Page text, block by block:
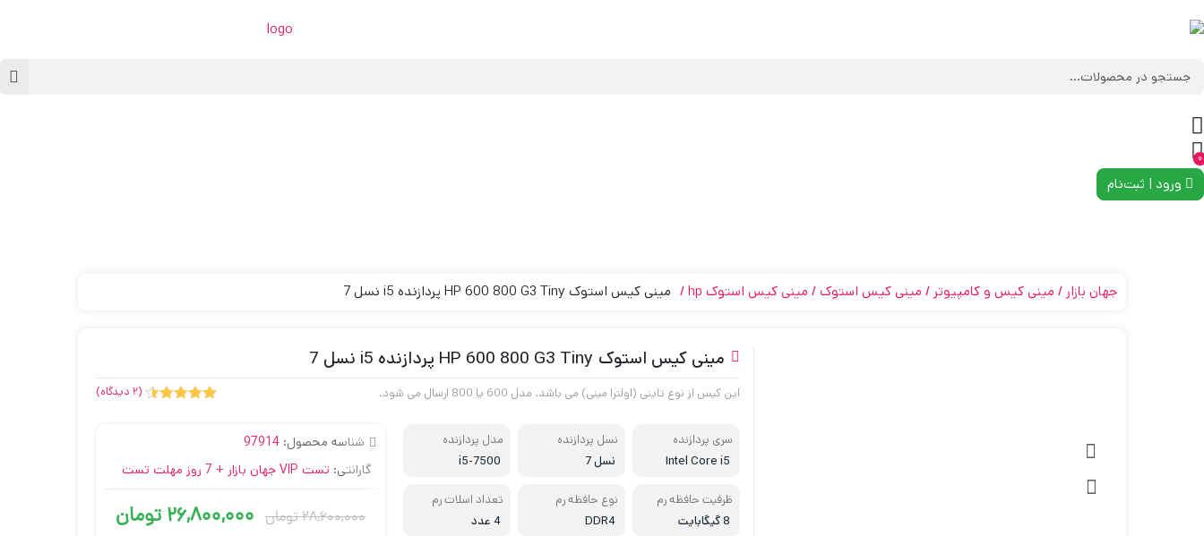
0
ورود | ثبت‌نام
جهان بازار مینی کیس و کامپیوتر مینی کیس استوک مینی کیس استوک hp مینی کیس استوک HP 600 800 G3 Tiny پردازنده i5 نسل 7
مینی کیس استوک HP 600 800 G3 Tiny پردازنده i5 نسل 7
این کیس از نوع تاینی (اولترا مینی) می باشد. مدل 600 یا 800 ارسال می شود. (
2 دیدگاه)
سری پردازنده
Intel Core i5
نسل پردازنده
نسل 7
مدل پردازنده
i5-7500
ظرفیت حافظه رم
8 گیگابایت
نوع حافظه رم
DDR4
تعداد اسلات رم
4 عدد
شناسه محصول: 97914
گارانتی: تست VIP جهان بازار + 7 روز مهلت تست
28,600,000تومان 26,800,000 تومان